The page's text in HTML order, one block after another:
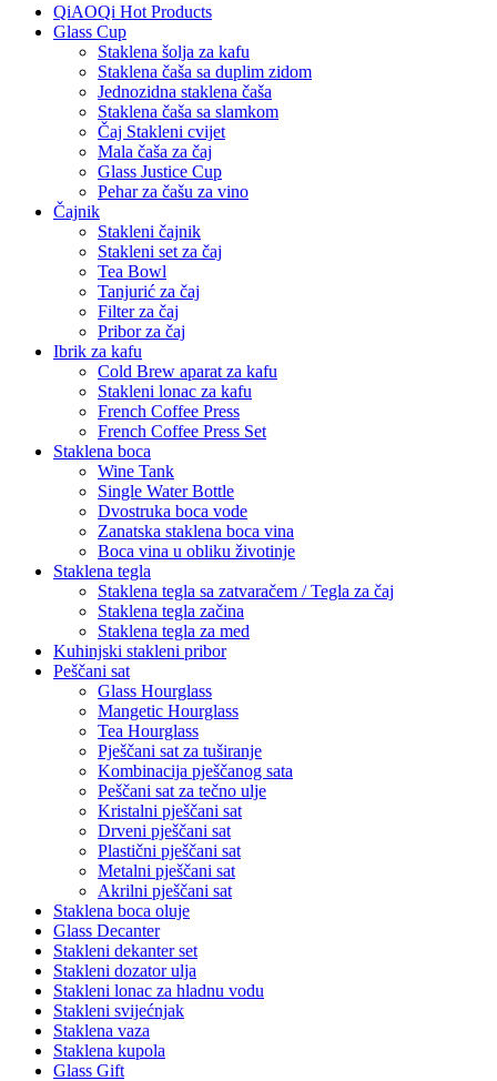
QiAOQi Hot Products
Glass Cup
Staklena šolja za kafu
Staklena čaša sa duplim zidom
Jednozidna staklena čaša
Staklena čaša sa slamkom
Čaj Stakleni cvijet
Mala čaša za čaj
Glass Justice Cup
Pehar za čašu za vino
Čajnik
Stakleni čajnik
Stakleni set za čaj
Tea Bowl
Tanjurić za čaj
Filter za čaj
Pribor za čaj
Ibrik za kafu
Cold Brew aparat za kafu
Stakleni lonac za kafu
French Coffee Press
French Coffee Press Set
Staklena boca
Wine Tank
Single Water Bottle
Dvostruka boca vode
Zanatska staklena boca vina
Boca vina u obliku životinje
Staklena tegla
Staklena tegla sa zatvaračem / Tegla za čaj
Staklena tegla začina
Staklena tegla za med
Kuhinjski stakleni pribor
Peščani sat
Glass Hourglass
Mangetic Hourglass
Tea Hourglass
Pješčani sat za tuširanje
Kombinacija pješčanog sata
Peščani sat za tečno ulje
Kristalni pješčani sat
Drveni pješčani sat
Plastični pješčani sat
Metalni pješčani sat
Akrilni pješčani sat
Staklena boca oluje
Glass Decanter
Stakleni dekanter set
Stakleni dozator ulja
Stakleni lonac za hladnu vodu
Stakleni svijećnjak
Staklena vaza
Staklena kupola
Glass Gift